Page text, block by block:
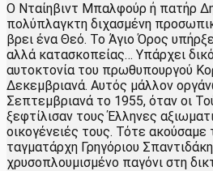
Ο Νταίηβιντ Μπαλφούρ ή πατήρ
πολύπλαγκτη διχασμένη
βρει ένα Θεό. Το Άγιο Όρος υπήρξε
αλλά κατασκοπείας… Υπάρχει
αυτοκτονία του πρωθυπουργού
Δεκεμβριανά. Αυτός μάλλον
Σεπτεμβριανά το 1955, όταν οι
ξεφτίλισαν τους Έλληνες
οικογένειές τους. Τότε ακούσαμε
ταγματάρχη Γρηγόριου
χρυσοπλουμισμένο παγόνι στη